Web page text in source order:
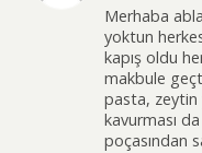
Merhaba
yoktun
kapış oldu
makbule
pasta, zeytin
kavurması
poçasından